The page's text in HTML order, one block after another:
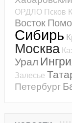
ОРДЛО Псков
Восток
Сибирь
Москва
Урал
Залесье
Петербург